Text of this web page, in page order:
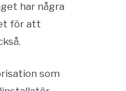
har några
för att
som